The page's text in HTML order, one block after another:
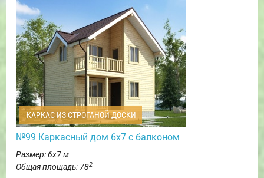
КАРКАС ИЗ СТРОГАНОЙ ДОСКИ
№99 Каркасный дом 6х7 с балконом
Размер: 6х7 м
Общая площадь: 782